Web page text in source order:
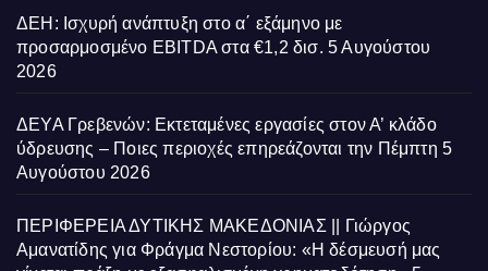
ΔΕΗ: Ισχυρή ανάπτυξη στο α΄ εξάμηνο με
προσαρμοσμένο EBITDA στα €1,2 δισ. 5 Αυγούστου
2026
ΔΕΥΑ Γρεβενών: Εκτεταμένες εργασίες στον Α’ κλάδο
ύδρευσης – Ποιες περιοχές επηρεάζονται την Πέμπτη 5
Αυγούστου 2026
ΠΕΡΙΦΕΡΕΙΑ ΔΥΤΙΚΗΣ ΜΑΚΕΔΟΝΙΑΣ || Γιώργος
Αμανατίδης για Φράγμα Νεστορίου: «Η δέσμευσή μας